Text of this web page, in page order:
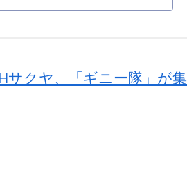
サクヤ、「ギニー隊」が集